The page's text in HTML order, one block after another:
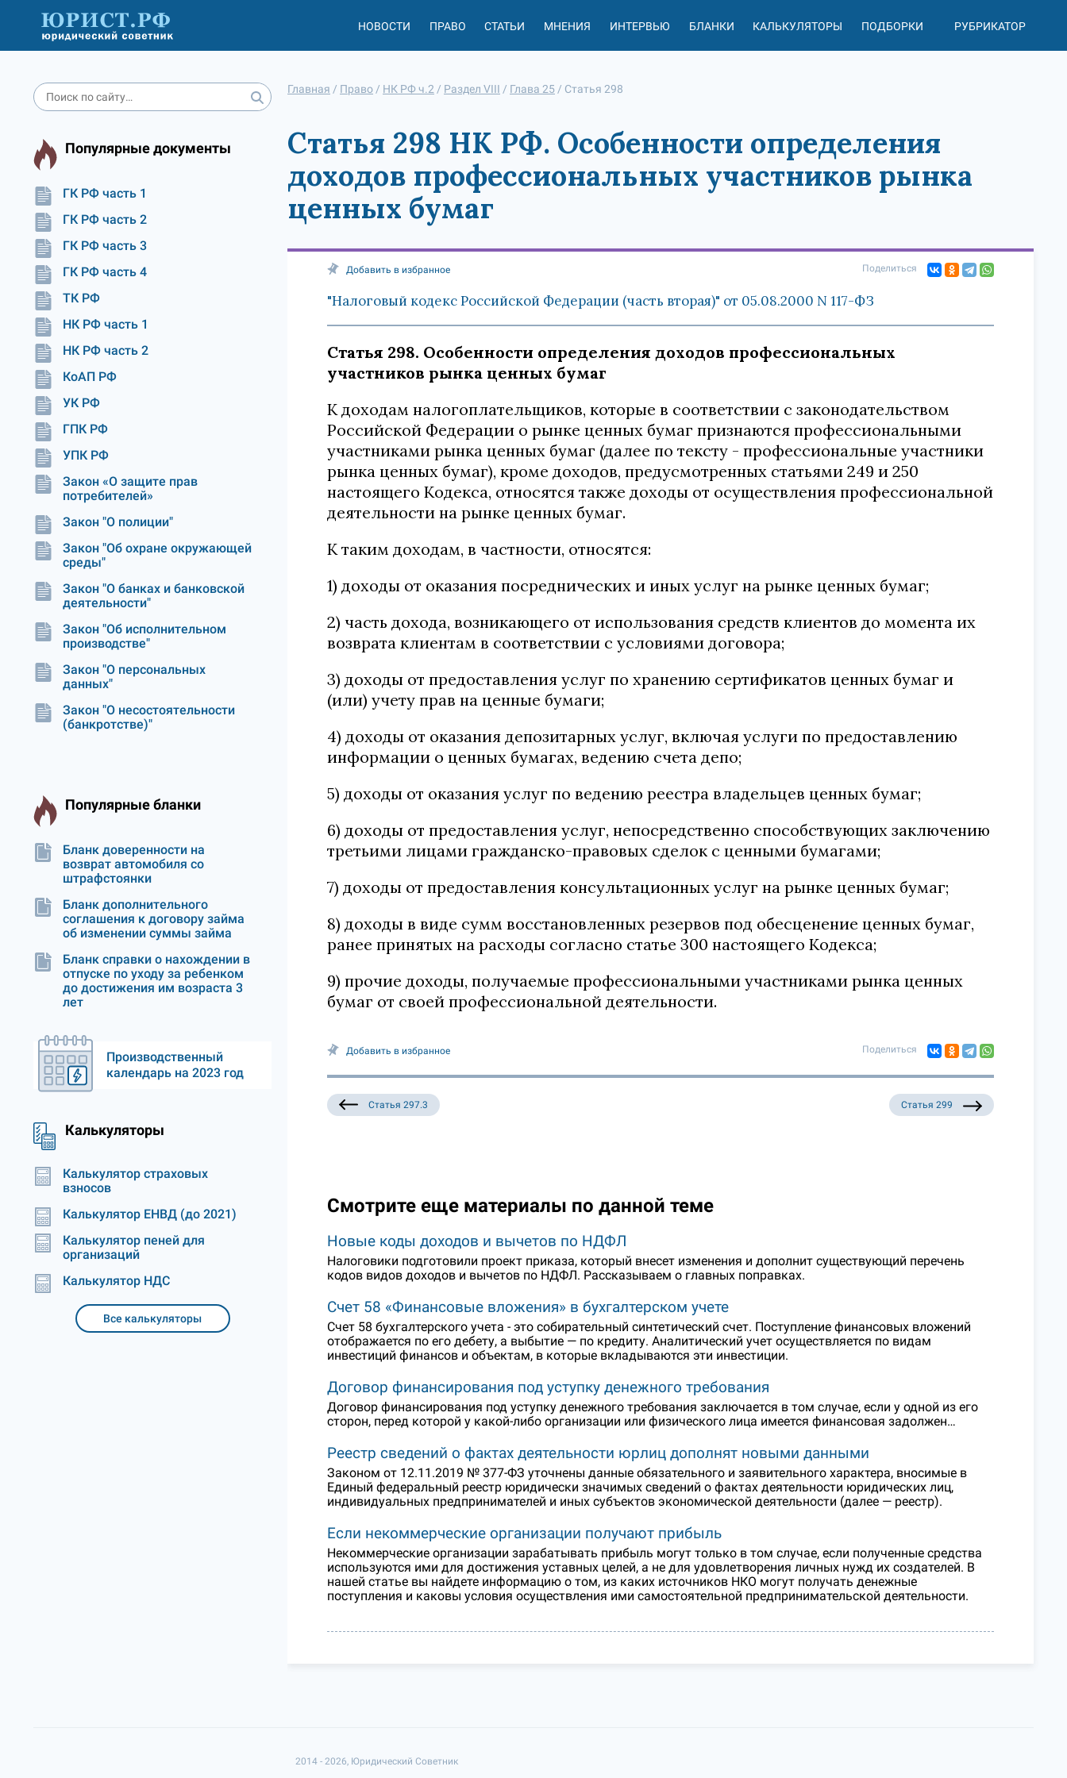
НОВОСТИ ПРАВО СТАТЬИ МНЕНИЯ ИНТЕРВЬЮ БЛАНКИ КАЛЬКУЛЯТОРЫ ПОДБОРКИ РУБРИКАТОР
Популярные документы
ГК РФ часть 1
ГК РФ часть 2
ГК РФ часть 3
ГК РФ часть 4
ТК РФ
НК РФ часть 1
НК РФ часть 2
КоАП РФ
УК РФ
ГПК РФ
УПК РФ
Закон «О защите прав
потребителей»
Закон "О полиции"
Закон "Об охране окружающей
среды"
Закон "О банках и банковской
деятельности"
Закон "Об исполнительном
производстве"
Закон "О персональных
данных"
Закон "О несостоятельности
(банкротстве)"
Популярные бланки
Бланк доверенности на
возврат автомобиля со
штрафстоянки
Бланк дополнительного
соглашения к договору займа
об изменении суммы займа
Бланк справки о нахождении в
отпуске по уходу за ребенком
до достижения им возраста 3
лет
Производственный
календарь на 2023 год
Калькуляторы
Калькулятор страховых
взносов
Калькулятор ЕНВД (до 2021)
Калькулятор пеней для
организаций
Калькулятор НДС
Все калькуляторы
Главная / Право / НК РФ ч.2 / Раздел VIII / Глава 25 / Статья 298
Статья 298 НК РФ. Особенности определения
доходов профессиональных участников рынка
ценных бумаг
Добавить в избранное Поделиться
"Налоговый кодекс Российской Федерации (часть вторая)" от 05.08.2000 N 117-ФЗ
Статья 298. Особенности определения доходов профессиональных
участников рынка ценных бумаг
К доходам налогоплательщиков, которые в соответствии с законодательством
Российской Федерации о рынке ценных бумаг признаются профессиональными
участниками рынка ценных бумаг (далее по тексту - профессиональные участники
рынка ценных бумаг), кроме доходов, предусмотренных статьями 249 и 250
настоящего Кодекса, относятся также доходы от осуществления профессиональной
деятельности на рынке ценных бумаг.
К таким доходам, в частности, относятся:
1) доходы от оказания посреднических и иных услуг на рынке ценных бумаг;
2) часть дохода, возникающего от использования средств клиентов до момента их
возврата клиентам в соответствии с условиями договора;
3) доходы от предоставления услуг по хранению сертификатов ценных бумаг и
(или) учету прав на ценные бумаги;
4) доходы от оказания депозитарных услуг, включая услуги по предоставлению
информации о ценных бумагах, ведению счета депо;
5) доходы от оказания услуг по ведению реестра владельцев ценных бумаг;
6) доходы от предоставления услуг, непосредственно способствующих заключению
третьими лицами гражданско-правовых сделок с ценными бумагами;
7) доходы от предоставления консультационных услуг на рынке ценных бумаг;
8) доходы в виде сумм восстановленных резервов под обесценение ценных бумаг,
ранее принятых на расходы согласно статье 300 настоящего Кодекса;
9) прочие доходы, получаемые профессиональными участниками рынка ценных
бумаг от своей профессиональной деятельности.
Добавить в избранное Поделиться
Статья 297.3 Статья 299
Смотрите еще материалы по данной теме
Новые коды доходов и вычетов по НДФЛ
Налоговики подготовили проект приказа, который внесет изменения и дополнит существующий перечень
кодов видов доходов и вычетов по НДФЛ. Рассказываем о главных поправках.
Счет 58 «Финансовые вложения» в бухгалтерском учете
Счет 58 бухгалтерского учета - это собирательный синтетический счет. Поступление финансовых вложений
отображается по его дебету, а выбытие — по кредиту. Аналитический учет осуществляется по видам
инвестиций финансов и объектам, в которые вкладываются эти инвестиции.
Договор финансирования под уступку денежного требования
Договор финансирования под уступку денежного требования заключается в том случае, если у одной из его
сторон, перед которой у какой-либо организации или физического лица имеется финансовая задолжен…
Реестр сведений о фактах деятельности юрлиц дополнят новыми данными
Законом от 12.11.2019 № 377-ФЗ уточнены данные обязательного и заявительного характера, вносимые в
Единый федеральный реестр юридически значимых сведений о фактах деятельности юридических лиц,
индивидуальных предпринимателей и иных субъектов экономической деятельности (далее — реестр).
Если некоммерческие организации получают прибыль
Некоммерческие организации зарабатывать прибыль могут только в том случае, если полученные средства
используются ими для достижения уставных целей, а не для удовлетворения личных нужд их создателей. В
нашей статье вы найдете информацию о том, из каких источников НКО могут получать денежные
поступления и каковы условия осуществления ими самостоятельной предпринимательской деятельности.
2014 - 2026, Юридический Советник